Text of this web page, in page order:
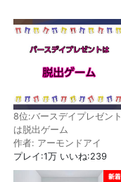
8位:バースデイプレゼント
は脱出ゲーム
作者: アーモンドアイ
プレイ:1万 いいね:239